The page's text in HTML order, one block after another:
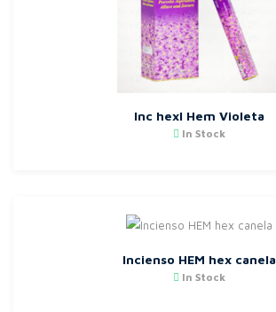
Inc hexl Hem Violeta
In Stock
Incienso HEM hex canela
In Stock